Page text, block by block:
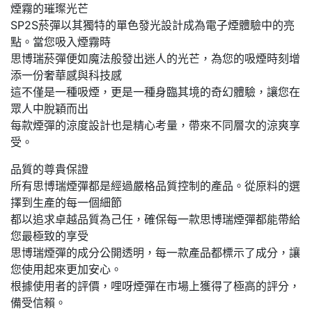
煙霧的璀璨光芒
SP2S菸彈以其獨特的單色發光設計成為電子煙體驗中的亮
點。當您吸入煙霧時
思博瑞菸彈便如魔法般發出迷人的光芒，為您的吸煙時刻增
添一份奢華感與科技感
這不僅是一種吸煙，更是一種身臨其境的奇幻體驗，讓您在
眾人中脫穎而出
每款煙彈的涼度設計也是精心考量，帶來不同層次的涼爽享
受。
品質的尊貴保證
所有思博瑞煙彈都是經過嚴格品質控制的產品。從原料的選
擇到生產的每一個細節
都以追求卓越品質為己任，確保每一款思博瑞煙彈都能帶給
您最極致的享受
思博瑞煙彈的成分公開透明，每一款產品都標示了成分，讓
您使用起來更加安心。
根據使用者的評價，哩呀煙彈在市場上獲得了極高的評分，
備受信賴。